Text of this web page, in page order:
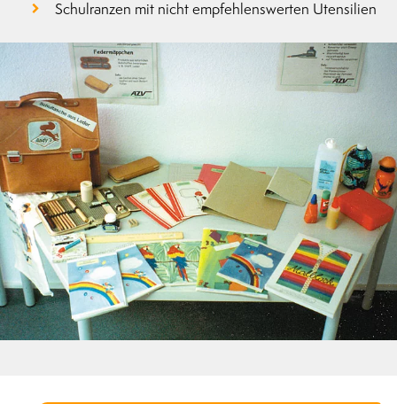
Schulranzen mit nicht empfehlenswerten Utensilien